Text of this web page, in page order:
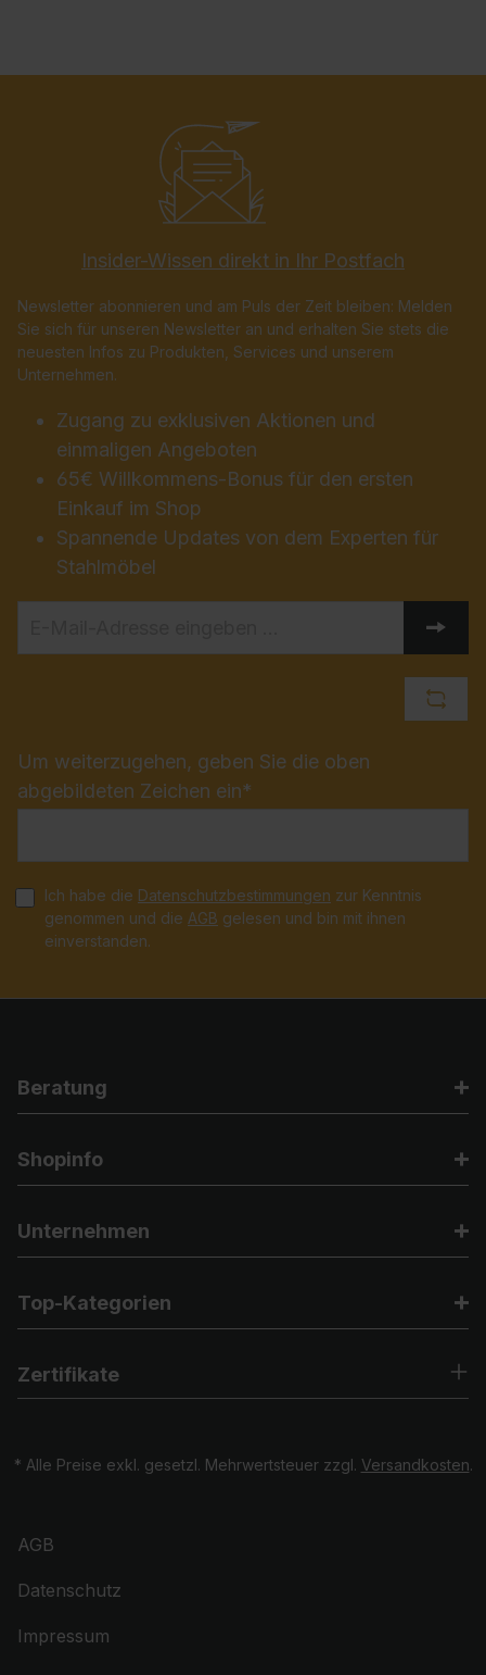
Insider-Wissen direkt in Ihr Postfach
Newsletter abonnieren und am Puls der Zeit bleiben: Melden
Sie sich für unseren Newsletter an und erhalten Sie stets die
neuesten Infos zu Produkten, Services und unserem
Unternehmen.
Zugang zu exklusiven Aktionen und
einmaligen Angeboten
65€ Willkommens-Bonus für den ersten
Einkauf im Shop
Spannende Updates von dem Experten für
Stahlmöbel
Um weiterzugehen, geben Sie die oben
abgebildeten Zeichen ein*
Ich habe die Datenschutzbestimmungen zur Kenntnis
genommen und die AGB gelesen und bin mit ihnen
einverstanden.
Beratung
Shopinfo
Unternehmen
Top-Kategorien
Zertifikate
* Alle Preise exkl. gesetzl. Mehrwertsteuer zzgl. Versandkosten.
AGB
Datenschutz
Impressum